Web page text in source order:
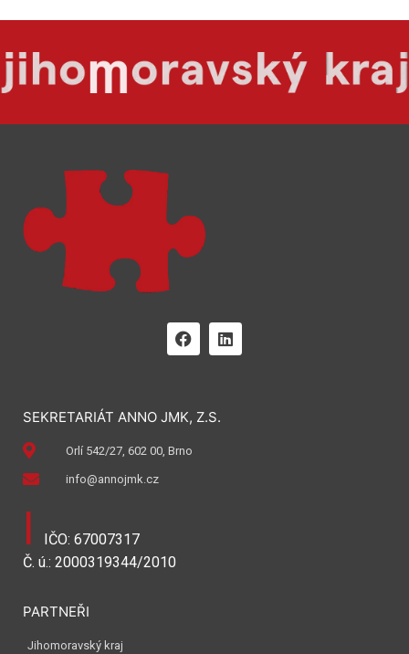
SEKRETARIÁT ANNO JMK, Z.S.
Orlí 542/27, 602 00, Brno
info@annojmk.cz
I
IČO: 67007317
Č. ú.: 2000319344/2010
PARTNEŘI
Jihomoravský kraj